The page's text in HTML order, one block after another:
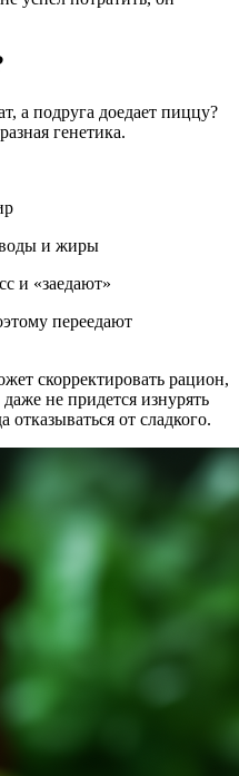
а подруга доедает пиццу?
генетика.
и жиры
и «заедают»
переедают
скорректировать рацион,
не придется изнурять
отказываться от сладкого.